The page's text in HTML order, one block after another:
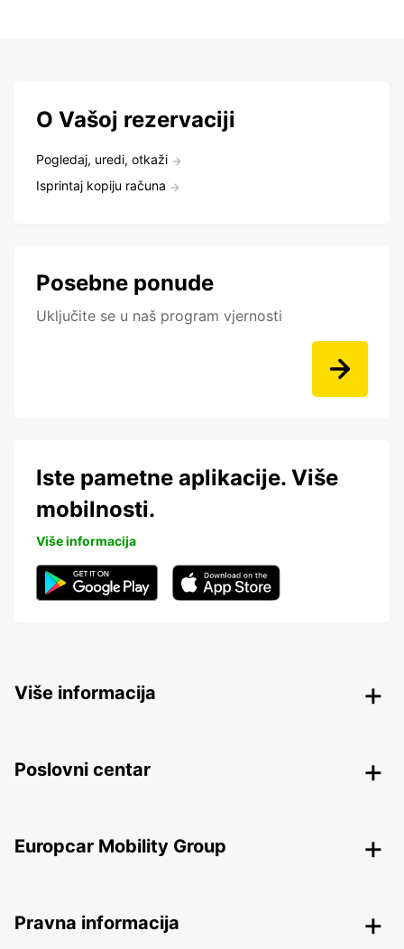
O Vašoj rezervaciji
Pogledaj, uredi, otkaži
Isprintaj kopiju računa
Posebne ponude
Uključite se u naš program vjernosti
Iste pametne aplikacije. Više
mobilnosti.
Više informacija
Više informacija
Poslovni centar
Europcar Mobility Group
Pravna informacija